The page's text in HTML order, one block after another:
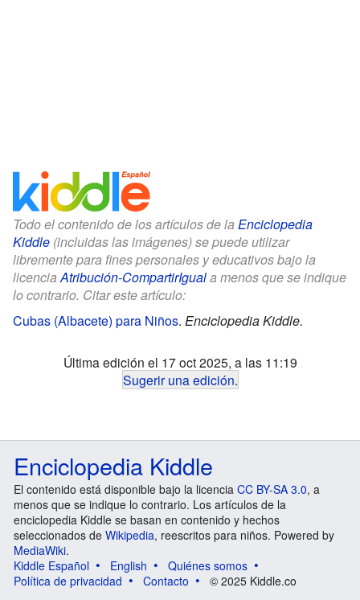
Todo el contenido de los artículos de la Enciclopedia
Kiddle (incluidas las imágenes) se puede utilizar
libremente para fines personales y educativos bajo la
licenciaAtribución-CompartirIguala menos que se indique
lo contrario. Citar este artículo:
Cubas (Albacete) para Niños. Enciclopedia Kiddle.
Última edición el 17 oct 2025, a las 11:19
Sugerir una edición.
Enciclopedia Kiddle
El contenido está disponible bajo la licencia CC BY-SA 3.0, a
menos que se indique lo contrario. Los artículos de la
enciclopedia Kiddle se basan en contenido y hechos
seleccionados de Wikipedia, reescritos para niños. Powered by
MediaWiki.
Kiddle Español
English
Quiénes somos
Política de privacidad
Contacto © 2025 Kiddle.co